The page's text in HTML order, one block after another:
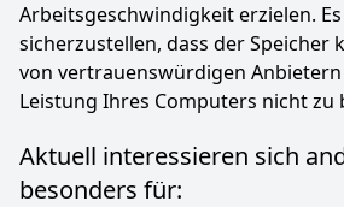
Arbeitsgeschwindigkeit erzielen.
sicherzustellen, dass der Speicher
von vertrauenswürdigen
Leistung Ihres Computers nicht zu
Aktuell interessieren sich
besonders für: